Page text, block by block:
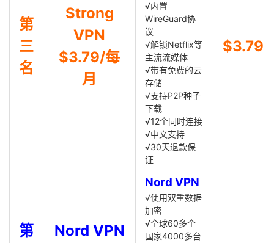
第
三
名
Strong
VPN
$3.79/每
月
√内置
WireGuard协
议
√解锁Netflix等
主流流媒体
√带有免费的云
存储
√支持P2P种子
下载
√12个同时连接
√中文支持
√30天退款保
证
$3.79
第
Nord VPN
Nord VPN
√使用双重数据
加密
√全球60多个
国家4000多台